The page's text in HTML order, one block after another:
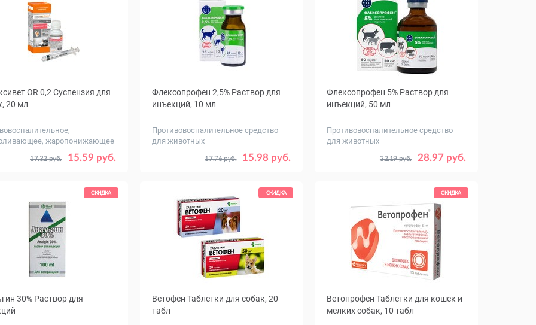
OR 0,2 Суспензия для
20 мл
жаропонижающее
15.59 руб.
17.32 руб.
Флексопрофен 2,5% Раствор для
инъекций, 10 мл
Противовоспалительное средство
для животных
15.98 руб.
17.76 руб.
Флексопрофен 5% Раствор для
инъекций, 50 мл
Противовоспалительное средство
для животных
28.97 руб.
32.19 руб.
СКИДКА
30% Раствор для
СКИДКА
Ветофен Таблетки для собак, 20
табл
СКИДКА
Ветопрофен Таблетки для кошек и
мелких собак, 10 табл